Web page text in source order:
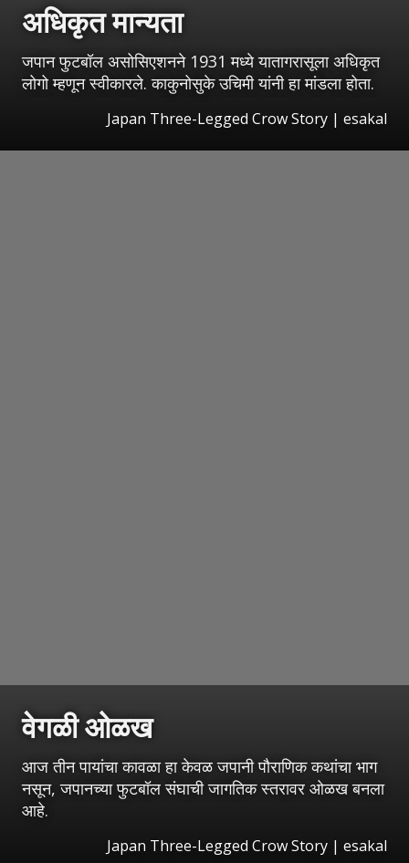
अधिकृत मान्यता
जपान फुटबॉल असोसिएशनने 1931 मध्ये यातागरासूला अधिकृत
लोगो म्हणून स्वीकारले. काकुनोसुके उचिमी यांनी हा मांडला होता.
Japan Three-Legged Crow Story | esakal
वेगळी ओळख
आज तीन पायांचा कावळा हा केवळ जपानी पौराणिक कथांचा भाग
नसून, जपानच्या फुटबॉल संघाची जागतिक स्तरावर ओळख बनला
आहे.
Japan Three-Legged Crow Story | esakal